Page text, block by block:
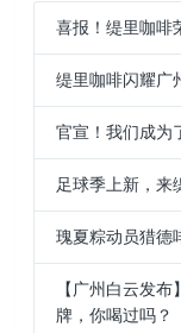
喜报！缇里咖啡
缇里咖啡闪耀广
官宣！我们成为
足球季上新，来
瑰夏粽动员猎德
【广州白云发
牌，你喝过吗？